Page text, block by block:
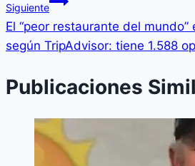
Siguiente
El “peor restaurante del mundo”
según TripAdvisor: tiene 1.588
Publicaciones